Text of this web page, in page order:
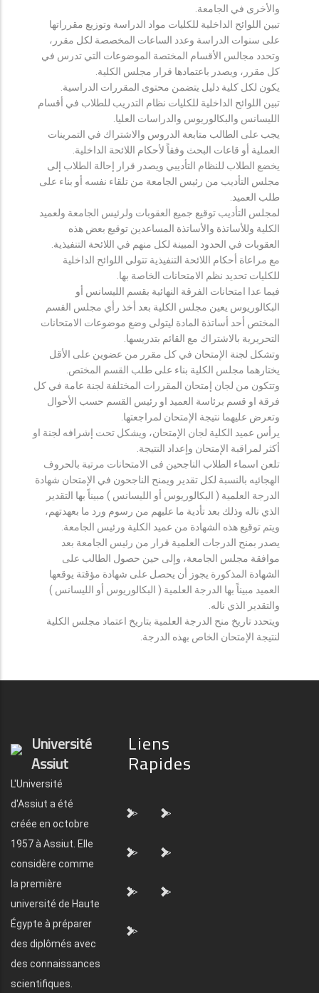
والأخرى في الجامعة.
تبين اللوائح الداخلية للكليات مواد الدراسة وتوزيع مقرراتها
على سنوات الدراسة وعدد الساعات المخصصة لكل مقرر،
وتحدد مجالس الأقسام المختصة الموضوعات التي تدرس في
كل مقرر، ويصدر باعتمادها قرار مجلس الكلية.
يكون لكل كلية دليل يتضمن محتوى المقررات الدراسية.
تبين اللوائح الداخلية للكليات نظام التدريب للطلاب في أقسام
الليسانس والبكالوريوس والدراسات العليا.
يجب على الطالب متابعة الدروس والاشتراك في التمرينات
العملية أو قاعات البحث وفقاً لأحكام اللائحة الداخلية.
يخضع الطلاب للنظام التأديبي ويصدر قرار إحالة الطلاب إلى
مجلس التأديب من رئيس الجامعة من تلقاء نفسه أو بناء على
طلب العميد.
لمجلس التأديب توقيع جميع العقوبات ولرئيس الجامعة ولعميد
الكلية وللأساتذة والأساتذة المساعدين توقيع بعض هذه
العقوبات في الحدود المبينة لكل منهم في اللائحة التنفيذية.
مع مراعاة أحكام اللائحة التنفيذية تتولى اللوائح الداخلية
للكليات تحديد نظم الامتحانات الخاصة بها.
فيما عدا امتحانات الفرقة النهائية بقسم الليسانس أو
البكالوريوس يعين مجلس الكلية بعد أخذ رأي مجلس القسم
المختص أحد أساتذة المادة ليتولى وضع موضوعات الامتحانات
التحريرية بالاشتراك مع القائم بتدريسها.
وتشكل لجنة الإمتحان في كل مقرر من عضوين على الأقل
يختارهما مجلس الكلية بناء على طلب القسم المختص.
وتتكون من لجان إمتحان المقررات المختلفة لجنة عامة في كل
فرقة او قسم برئاسة العميد او رئيس القسم حسب الأحوال
وتعرض عليهما نتيجة الإمتحان لمراجعتها.
يرأس عميد الكلية لجان الإمتحان، ويشكل تحت إشرافه لجنة او
أكثر لمراقبة الإمتحان وإعداد النتيجة.
تلعن اسماء الطلاب الناجحين فى الامتحانات مرتبة بالحروف
الهجائيه بالنسبة لكل تقدير ويمنح الناجحون في الإمتحان شهادة
الدرجة العلمية ( البكالوريوس أو الليسانس ) مبيناً بها التقدير
الذي ناله وذلك بعد تأدية ما عليهم من رسوم ورد ما بعهدتهم،
ويتم توقيع هذه الشهادة من عميد الكلية ورئيس الجامعة.
يصدر بمنح الدرجات العلمية قرار من رئيس الجامعة بعد
موافقة مجلس الجامعة، وإلى حين حصول الطالب على
الشهادة المذكورة يجوز أن يحصل على شهادة مؤقتة يوقعها
العميد مبيناً بها الدرجة العلمية ( البكالوريوس أو الليسانس )
والتقدير الذي ناله.
ويتحدد تاريخ منح الدرجة العلمية بتاريخ اعتماد مجلس الكلية
لنتيجة الإمتحان الخاص بهذه الدرجة.
Université
Assiut
L'Université
d'Assiut a été
créée en octobre
1957 à Assiut. Elle
considère comme
la première
université de Haute
Égypte à préparer
des diplômés avec
des connaissances
scientifiques.
Liens
Rapides
"> ">
"> ">
"> ">
">